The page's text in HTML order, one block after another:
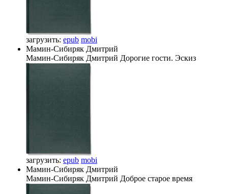
загрузить: epub mobi
Мамин-Сибиряк Дмитрий
Мамин-Сибиряк Дмитрий Дорогие гости. Эскиз
загрузить: epub mobi
Мамин-Сибиряк Дмитрий
Мамин-Сибиряк Дмитрий Доброе старое время